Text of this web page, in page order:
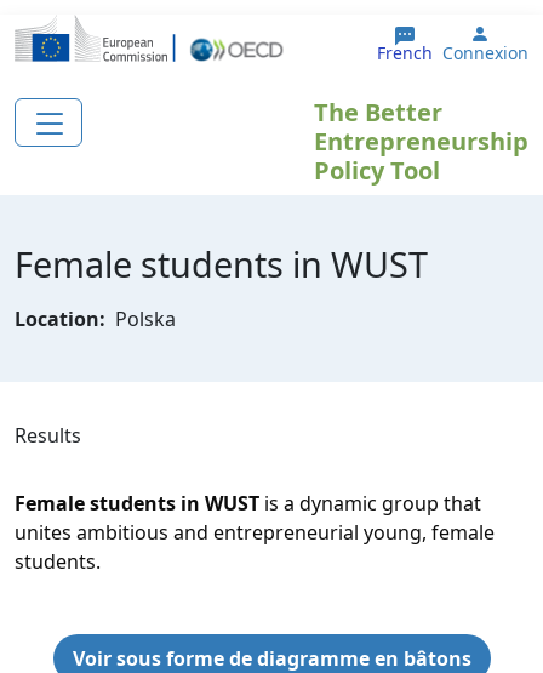
Aller au contenu principal
French User
Connexion
The Better
Entrepreneurship
Policy Tool
Female students in WUST
Location: Polska
Results
Female students in WUST is a dynamic group that
unites ambitious and entrepreneurial young, female
students.
Voir sous forme de diagramme en bâtons